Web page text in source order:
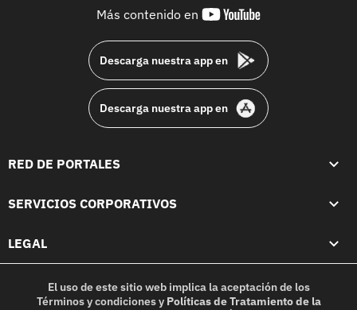
Más contenido en
youtube-
Descarga nuestra app en
Descarga nuestra app en
RED DE PORTALES
SERVICIOS CORPORATIVOS
LEGAL
El uso de este sitio web implica la aceptación de los
Términos y condicionesy Políticas de Tratamiento de la